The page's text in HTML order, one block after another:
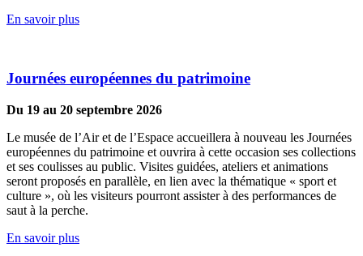
En savoir plus
Journées européennes du patrimoine
Du 19 au 20 septembre 2026
Le musée de l’Air et de l’Espace accueillera à nouveau les Journées
européennes du patrimoine et ouvrira à cette occasion ses collections
et ses coulisses au public. Visites guidées, ateliers et animations
seront proposés en parallèle, en lien avec la thématique « sport et
culture », où les visiteurs pourront assister à des performances de
saut à la perche.
En savoir plus